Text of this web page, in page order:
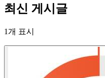
최신 게시글
1개 표시